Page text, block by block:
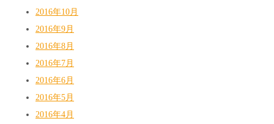
2016年10月
2016年9月
2016年8月
2016年7月
2016年6月
2016年5月
2016年4月